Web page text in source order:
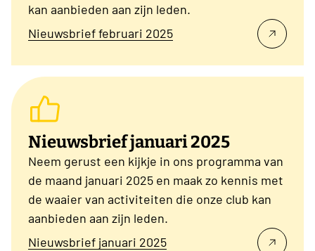
kan aanbieden aan zijn leden.
Nieuwsbrief februari 2025
Nieuwsbrief januari 2025
Neem gerust een kijkje in ons programma van
de maand januari 2025 en maak zo kennis met
de waaier van activiteiten die onze club kan
aanbieden aan zijn leden.
Nieuwsbrief januari 2025